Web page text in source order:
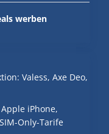
werben
Valess, Axe Deo,
iPhone,
Only-Tarife